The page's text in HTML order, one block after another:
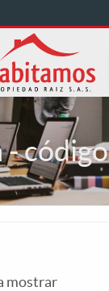
- código
mostrar